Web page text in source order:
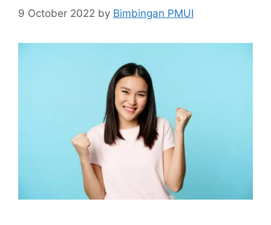
9 October 2022 by Bimbingan PMUI